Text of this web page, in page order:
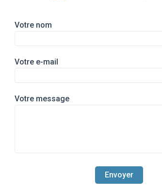
Votre nom
Votre e-mail
Votre message